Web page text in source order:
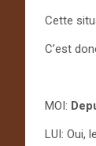
Cette
C’est
MOI:
LUI: Oui,